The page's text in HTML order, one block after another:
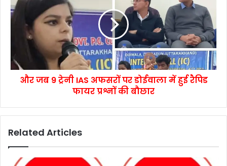
और जब 9 ट्रेनी IAS अफसरों पर डोईवाला में हुई रैपिड
फायर प्रश्नों की बौछार
Related Articles